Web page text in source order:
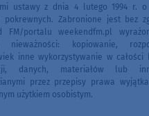
ustawy z dnia 4 lutego 1994 r.
pokrewnych. Zabronione jest bez
FM/portalu weekendfm.pl
nieważności: kopiowanie,
inne wykorzystywanie w
danych, materiałów lub
przez przepisy prawa
użytkiem osobistym.